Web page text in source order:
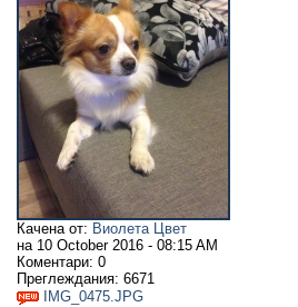
Качена от: Виолета Цвет
на 10 October 2016 - 08:15 AM
Коментари: 0
Преглеждания: 6671
IMG_0475.JPG